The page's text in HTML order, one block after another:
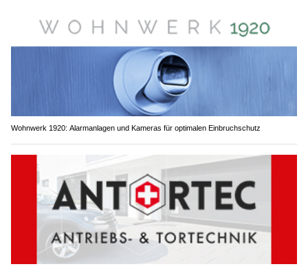
Wohnwerk 1920: Alarmanlagen und Kameras für optimalen Einbruchschutz